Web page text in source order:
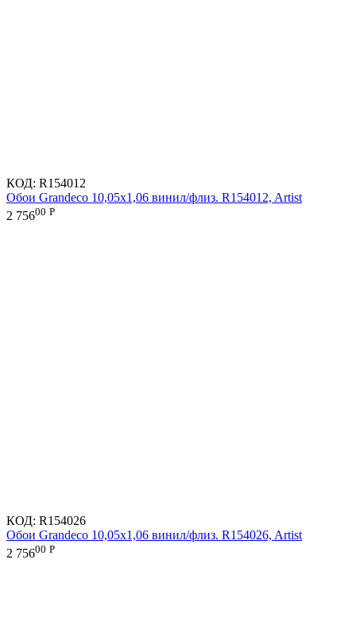
КОД: R154012
Обои Grandeco 10,05х1,06 винил/флиз. R154012, Artist
2 75600 Р
КОД: R154026
Обои Grandeco 10,05х1,06 винил/флиз. R154026, Artist
2 75600 Р